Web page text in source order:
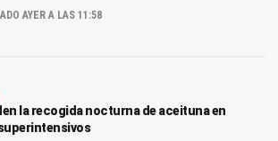
AYER A LAS 11:58
la recogida nocturna de aceituna en